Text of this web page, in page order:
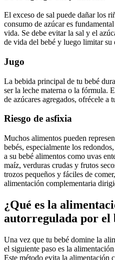
El exceso de sal puede dañar los
consumo de azúcar es
vida. Se debe evitar la sal y el
de vida del bebé y luego limitar su
Jugo
La bebida principal de tu bebé
ser la leche materna o la fórmula.
de azúcares agregados, ofrécele a
Riesgo de asfixia
Muchos alimentos pueden
bebés, especialmente los
a su bebé alimentos como uvas
maíz, verduras crudas y frutos
trozos pequeños y fáciles de
alimentación complementaria
¿Qué es la
autorregulada por el
Una vez que tu bebé domine la
el siguiente paso es la
Este método evita la alimentación